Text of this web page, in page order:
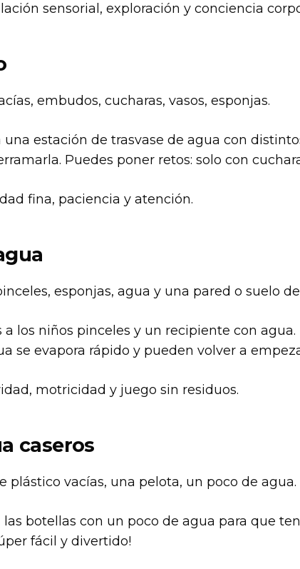
sensorial, exploración y conciencia
embudos, cucharas, vasos, esponjas.
una estación de trasvase de agua con
Puedes poner retos: solo con
fina, paciencia y atención.
esponjas, agua y una pared o suelo
a los niños pinceles y un recipiente con
se evapora rápido y pueden volver a
motricidad y juego sin residuos.
caseros
plástico vacías, una pelota, un poco de agua.
las botellas con un poco de agua para que
fácil y divertido!